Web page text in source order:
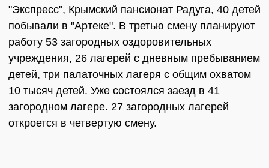
"Экспресс", Крымский пансионат Радуга, 40 детей
побывали в "Артеке". В третью смену планируют
работу 53 загородных оздоровительных
учреждения, 26 лагерей с дневным пребыванием
детей, три палаточных лагеря с общим охватом
10 тысяч детей. Уже состоялся заезд в 41
загородном лагере. 27 загородных лагерей
откроется в четвертую смену.